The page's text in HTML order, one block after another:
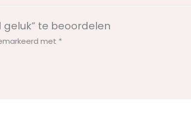
te beoordelen
met *